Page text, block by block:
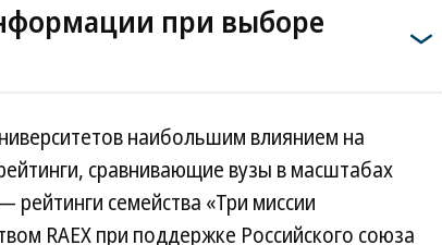
при выборе
наибольшим влиянием на
сравнивающие вузы в масштабах
семейства «Три миссии
RAEX при поддержке Российского союза